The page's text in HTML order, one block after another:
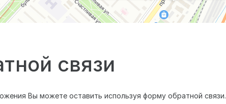
связи
Вы можете оставить используя форму обратной связи.